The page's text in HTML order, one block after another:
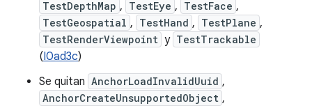
TestDepthMap , TestEye , TestFace ,
TestGeospatial , TestHand , TestPlane ,
TestRenderViewpoint y TestTrackable
(I0ad3c)
Se quitan AnchorLoadInvalidUuid ,
AnchorCreateUnsupportedObject ,